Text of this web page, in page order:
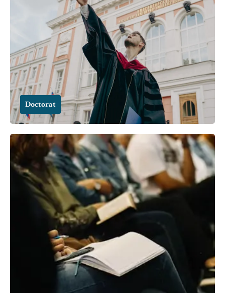
Doctorat